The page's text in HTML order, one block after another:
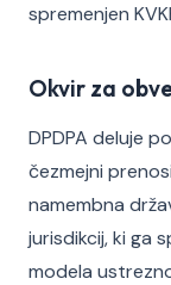
spremenjen
Okvir za
DPDPA deluje
čezmejni
namembna
jurisdikcij, ki ga
modela